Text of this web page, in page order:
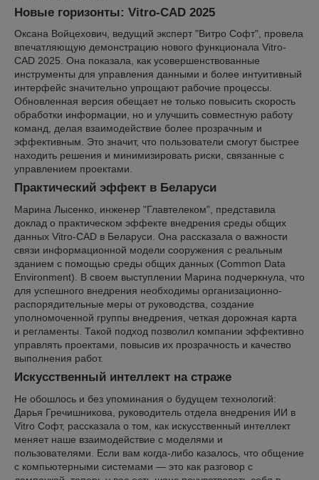
Новые горизонты: Vitro-CAD 2025
Оксана Войцехович, ведущий эксперт "Витро Софт", провела
впечатляющую демонстрацию нового функционала Vitro-
CAD 2025. Она показала, как усовершенствованные
инструменты для управления данными и более интуитивный
интерфейс значительно упрощают рабочие процессы.
Обновленная версия обещает не только повысить скорость
обработки информации, но и улучшить совместную работу
команд, делая взаимодействие более прозрачным и
эффективным. Это значит, что пользователи смогут быстрее
находить решения и минимизировать риски, связанные с
управлением проектами.
Практический эффект в Беларуси
Марина Лысенко, инженер "Главтелеком", представила
доклад о практическом эффекте внедрения среды общих
данных Vitro-CAD в Беларуси. Она рассказала о важности
связи информационной модели сооружения с реальным
зданием с помощью среды общих данных (Common Data
Environment). В своем выступлении Марина подчеркнула, что
для успешного внедрения необходимы организационно-
распорядительные меры от руководства, создание
уполномоченной группы внедрения, четкая дорожная карта
и регламенты. Такой подход позволил компании эффективно
управлять проектами, повысив их прозрачность и качество
выполнения работ.
Искусственный интеллект на страже
Не обошлось и без упоминания о будущем технологий:
Дарья Гречишникова, руководитель отдела внедрения ИИ в
Vitro Софт, рассказала о том, как искусственный интеллект
меняет наше взаимодействие с моделями и
пользователями. Если вам когда-либо казалось, что общение
с компьютерными системами — это как разговор с